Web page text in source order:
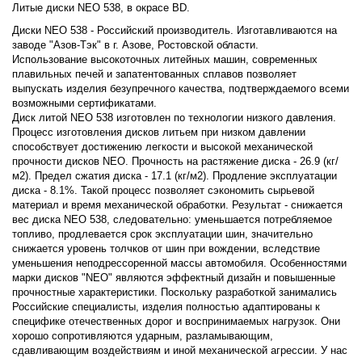
Литые диски NEO 538, в окрасе BD.
Диски NEO 538 - Российский производитель. Изготавливаются на
заводе "Азов-Тэк" в г. Азове, Ростовской области.
Использование высокоточных литейных машин, современных
плавильных печей и запатентованных сплавов позволяет
выпускать изделия безупречного качества, подтверждаемого всеми
возможными сертификатами.
Диск литой NEO 538 изготовлен по технологии низкого давления.
Процесс изготовления дисков литьем при низком давлении
способствует достижению легкости и высокой механической
прочности дисков NEO. Прочность на растяжение диска - 26.9 (кг/
м2). Предел сжатия диска - 17.1 (кг/м2). Продление эксплуатации
диска - 8.1%. Такой процесс позволяет сэкономить сырьевой
материал и время механической обработки. Результат - снижается
вес диска NEO 538, следовательно: уменьшается потребляемое
топливо, продлевается срок эксплуатации шин, значительно
снижается уровень толчков от шин при вождении, вследствие
уменьшения неподрессоренной массы автомобиля. Особенностями
марки дисков "NEO" являются эффектный дизайн и повышенные
прочностные характеристики. Поскольку разработкой занимались
Российские специалисты, изделия полностью адаптированы к
специфике отечественных дорог и воспринимаемых нагрузок. Они
хорошо сопротивляются ударным, разламывающим,
сдавливающим воздействиям и иной механической агрессии. У нас